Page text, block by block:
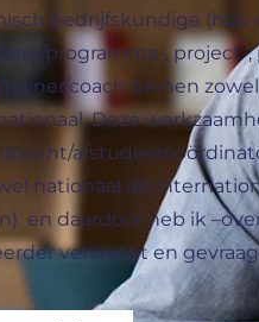
bedrijfskundige (hbo
programma-, project-
coach binnen
Deze
nationaal als
en daardoor heb ik
verwacht en